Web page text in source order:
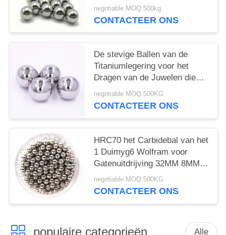
Delen Harde Legering van het
het Wolframcarbide Bal 26mm
negotiable MOQ:500kg
CONTACTEER ONS
De stevige Ballen van de
Titaniumlegering voor het
Dragen van de Juwelen die
van Titaniumparels 4mm 5mm
6mm 8mm maken
negotiable MOQ:500KG
CONTACTEER ONS
HRC70 het Carbidebal van het
1 Duimyg6 Wolfram voor
Gatenuitdrijving 32MM 8MM
10MM
negotiable MOQ:500KG
CONTACTEER ONS
populaire categorieën Alle